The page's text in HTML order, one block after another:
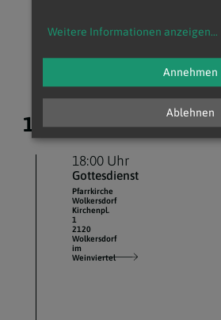
2120
Weinviertel
12. August 2026
18:00 Uhr
Gottesdienst
Pfarrkirche
Wolkersdorf
Kirchenpl.
1
2120
Wolkersdorf
im
Weinviertel
Weitere Informationen anzeigen...
Ablehnen
Annehmen